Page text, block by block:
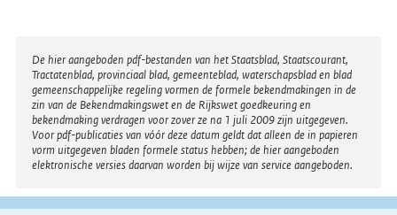
Disclaimer
De hier aangeboden pdf-bestanden van het Staatsblad, Staatscourant,
Tractatenblad, provinciaal blad, gemeenteblad, waterschapsblad en blad
gemeenschappelijke regeling vormen de formele bekendmakingen in de
zin van de Bekendmakingswet en de Rijkswet goedkeuring en
bekendmaking verdragen voor zover ze na 1 juli 2009 zijn uitgegeven.
Voor pdf-publicaties van vóór deze datum geldt dat alleen de in papieren
vorm uitgegeven bladen formele status hebben; de hier aangeboden
elektronische versies daarvan worden bij wijze van service aangeboden.